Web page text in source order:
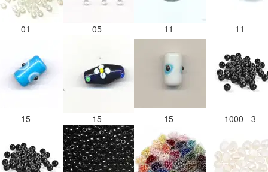
01 05 11 11
15 15 15 1000 - 3